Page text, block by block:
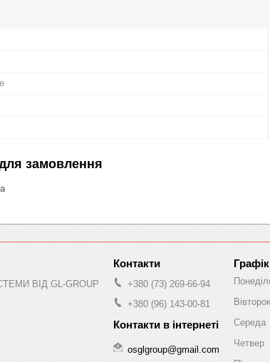
замовлення
ВІД GL-GROUP
+380 (73) 269-66-94
+380 (96) 143-00-81
osglgroup@gmail.com
Вівторок
Середа
Четвер